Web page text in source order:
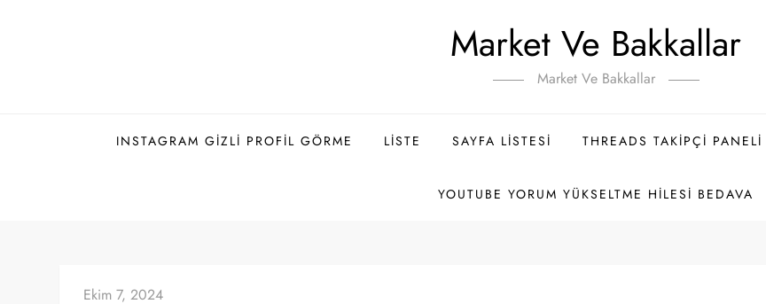
Market Ve Bakkallar
Market Ve Bakkallar
INSTAGRAM GIZLI PROFIL GÖRME LISTE SAYFA LISTESI THREADS TAKIPÇI PANELI
YOUTUBE YORUM YÜKSELTME HILESI BEDAVA